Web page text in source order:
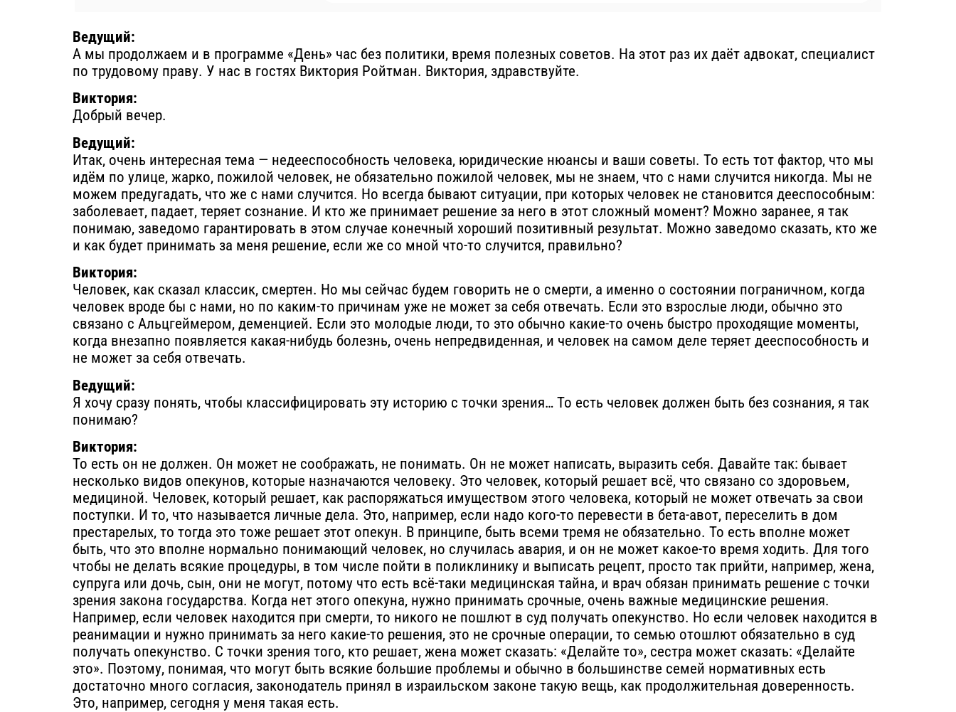
Ведущий:
А мы продолжаем и в программе «День» час без политики, время полезных советов. На этот раз их даёт адвокат, специалист
по трудовому праву. У нас в гостях Виктория Ройтман. Виктория, здравствуйте.
Виктория:
Добрый вечер.
Ведущий:
Итак, очень интересная тема — недееспособность человека, юридические нюансы и ваши советы. То есть тот фактор, что мы
идём по улице, жарко, пожилой человек, не обязательно пожилой человек, мы не знаем, что с нами случится никогда. Мы не
можем предугадать, что же с нами случится. Но всегда бывают ситуации, при которых человек не становится дееспособным:
заболевает, падает, теряет сознание. И кто же принимает решение за него в этот сложный момент? Можно заранее, я так
понимаю, заведомо гарантировать в этом случае конечный хороший позитивный результат. Можно заведомо сказать, кто же
и как будет принимать за меня решение, если же со мной что-то случится, правильно?
Виктория:
Человек, как сказал классик, смертен. Но мы сейчас будем говорить не о смерти, а именно о состоянии пограничном, когда
человек вроде бы с нами, но по каким-то причинам уже не может за себя отвечать. Если это взрослые люди, обычно это
связано с Альцгеймером, деменцией. Если это молодые люди, то это обычно какие-то очень быстро проходящие моменты,
когда внезапно появляется какая-нибудь болезнь, очень непредвиденная, и человек на самом деле теряет дееспособность и
не может за себя отвечать.
Ведущий:
Я хочу сразу понять, чтобы классифицировать эту историю с точки зрения… То есть человек должен быть без сознания, я так
понимаю?
Виктория:
То есть он не должен. Он может не соображать, не понимать. Он не может написать, выразить себя. Давайте так: бывает
несколько видов опекунов, которые назначаются человеку. Это человек, который решает всё, что связано со здоровьем,
медициной. Человек, который решает, как распоряжаться имуществом этого человека, который не может отвечать за свои
поступки. И то, что называется личные дела. Это, например, если надо кого-то перевести в бета-авот, переселить в дом
престарелых, то тогда это тоже решает этот опекун. В принципе, быть всеми тремя не обязательно. То есть вполне может
быть, что это вполне нормально понимающий человек, но случилась авария, и он не может какое-то время ходить. Для того
чтобы не делать всякие процедуры, в том числе пойти в поликлинику и выписать рецепт, просто так прийти, например, жена,
супруга или дочь, сын, они не могут, потому что есть всё-таки медицинская тайна, и врач обязан принимать решение с точки
зрения закона государства. Когда нет этого опекуна, нужно принимать срочные, очень важные медицинские решения.
Например, если человек находится при смерти, то никого не пошлют в суд получать опекунство. Но если человек находится в
реанимации и нужно принимать за него какие-то решения, это не срочные операции, то семью отошлют обязательно в суд
получать опекунство. С точки зрения того, кто решает, жена может сказать: «Делайте то», сестра может сказать: «Делайте
это». Поэтому, понимая, что могут быть всякие большие проблемы и обычно в большинстве семей нормативных есть
достаточно много согласия, законодатель принял в израильском законе такую вещь, как продолжительная доверенность.
Это, например, сегодня у меня такая есть.